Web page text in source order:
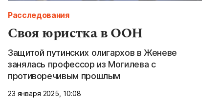
Расследования
Своя юристка в ООН
Защитой путинских олигархов в Женеве
занялась профессор из Могилева с
противоречивым прошлым
23 января 2025, 10:08